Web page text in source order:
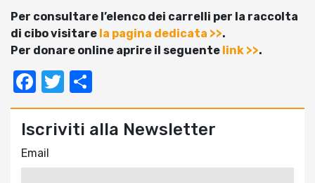
Per consultare l’elenco dei carrelli per la raccolta
di cibo visitare la pagina dedicata >>.
Per donare online aprire il seguente link >>.
Facebook
Twitter
Iscriviti alla Newsletter
Email